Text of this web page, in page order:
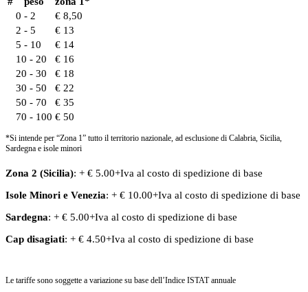
0 - 2
€ 8,50
2 - 5
€ 13
5 - 10
€ 14
10 - 20
€ 16
20 - 30
€ 18
30 - 50
€ 22
50 - 70
€ 35
70 - 100 € 50
*Si intende per “Zona 1” tutto il territorio nazionale, ad esclusione di Calabria, Sicilia,
Sardegna e isole minori
Zona 2 (Sicilia): + € 5.00+Iva al costo di spedizione di base
Isole Minori e Venezia: + € 10.00+Iva al costo di spedizione di base
Sardegna: + € 5.00+Iva al costo di spedizione di base
Cap disagiati: + € 4.50+Iva al costo di spedizione di base
Le tariffe sono soggette a variazione su base dell’Indice ISTAT annuale